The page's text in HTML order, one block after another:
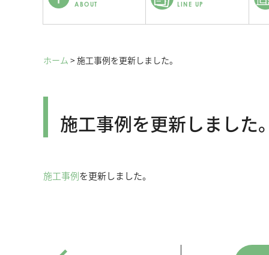
ABOUT LINE UP
ホーム > 施工事例を更新しました。
施工事例を更新しました。
施工事例を更新しました。